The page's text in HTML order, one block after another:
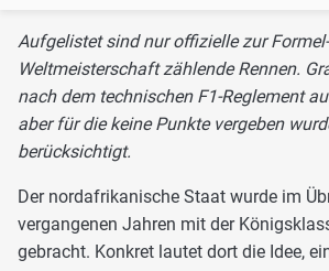
Aufgelistet sind nur offizielle zur
Weltmeisterschaft zählende Rennen.
nach dem technischen F1-Reglement
aber für die keine Punkte vergeben
berücksichtigt.
Der nordafrikanische Staat wurde im
vergangenen Jahren mit der
gebracht. Konkret lautet dort die Idee,